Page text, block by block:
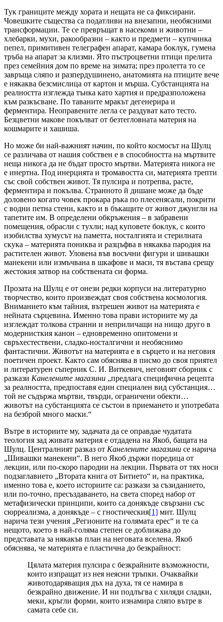
Тук границите между хората и нещата не са фиксирани.
Човешките същества са податливи на внезапни, необясними
трансформации. Те се превръщат в насекоми и животни –
хлебарки, мухи, ракообразни – както и предмети – купчинка
пепел, примитивен телеграфен апарат, камара боклук, гумена
тръба на апарат за клизми. Ято пъстроцветни птици прелита
през семейния дом по време на зимата; през пролетта то се
завръща сляпо и разпердушинено, анатомията на птиците вече
е някаква безсмислица от картон и мърша. Субстанцията на
реалността изглежда тънка като хартия и предразположена
към разкъсване. По таваните мракът дегенерира и
ферментира. Неоправените легла се раздуват като тесто.
Безцветни макове покълват от безтегловната материя на
кошмарите и хашиша.
Но може би най-важният начин, по който космосът на Шулц
се различава от нашия собствен е в способността на мъртвите
неща никога да не бъдат просто мъртви. Материята никога не
е инертна. Под инерцията и тромавостта си, материята трепти
със свой собствен живот. Тя пулсира и потрепва, расте,
ферментира и покълва. Странното й дишане може да бъде
доловено когато човек прокара ръка по плесенясали, покрити
с водни петна стени, както и в бъкащите от живот джунгли на
тапетите им. В определени обкръжения – в забравени
помещения, обрасли с тухли; над куповете боклук, с които
изобилства хумусът на паметта, носталгията и стерилната
скука – материята пониква и разцъфва в някаква пародия на
растителен живот. Уловена във восъчни фигури и шивашки
манекени или измъчвана в шкафове и маси, тя въстава срещу
жестокия затвор на собствената си форма.
Прозата на Шулц е от онези редки корпуси на литературно
творчество, които произвеждат своя собствена космология.
Вниманието към тайния, вътрешен живот на материята е
нейната сърцевина. Именно това прави историите му да
изглеждат толкова странни и неприличащи на нищо друго в
модернисткия канон – едновременно опитомени и
свръхестествени, сладко-носталгични и необяснимо
фантастични. Животът на материята е в сърцето и на неговия
поетичен проект. Както сам обяснява в писмо до своя приятел
и литературен съперник С. И. Виткевич, неговият сборник с
разкази Канелените магазини „предлага специфична рецепта
за реалността, предпоставя един специален вид субстанция…
той не съдържа мъртви, твърди, ограничени обекти…
животът на субстанцията се състои в приемането и употребата
на безброй много маски.“
Вътре в историите му, задачата да се оправдае чудатата
теология зад живата материя е отдадена на Якоб, бащата на
Шулц. Централният разказ от Канелените магазини се нарича
„Шивашки манекени“. В него Якоб държи поредица от
лекции, или по-скоро пародии на лекции. Първата от тях носи
подзаглавието „Втората книга от Битието“ и, на практика,
именно това е, което историите са: разкази за съзиданието,
или по-точно, пресъздаването, на света според набор от
метафизически принципи, които са донякъде свързани със
сюрреализма, а донякъде – с гностическия[1] мит. Шулц
нарича тези учения „Регионите на голямата ерес“ и те са
нещото, което в най-голяма степен се доближава до
представата за някакъв план на неговата вселена. Якоб
обяснява, че материята е пластична до безкрайност:
Цялата материя пулсира с безкрайните възможности,
които изпращат из нея неясни тръпки. Очаквайки
животодаряващия дъх на духа, тя се намира в
безкрайно движение. И ни подлъгва с хиляди сладки,
меки, кръгли форми, които изнамира сляпо вътре в
самата себе си.